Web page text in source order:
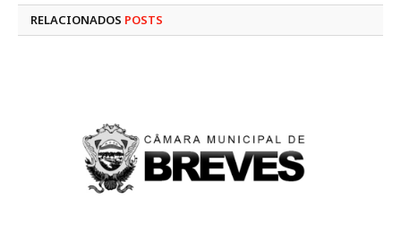
RELACIONADOS POSTS